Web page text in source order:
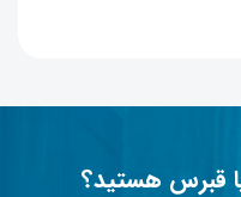
قبرس هستید؟